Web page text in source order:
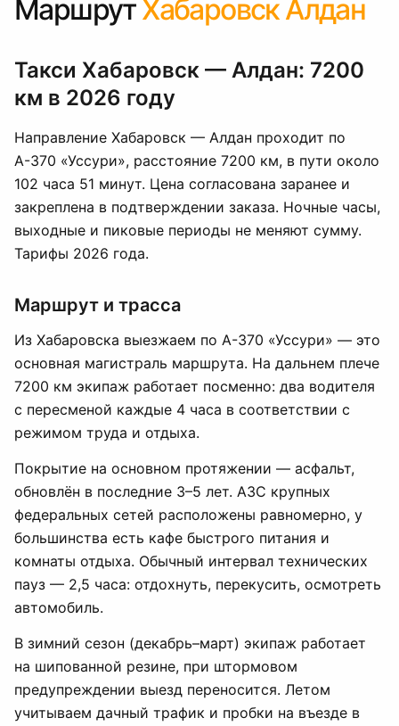
МаршрутХабаровск Алдан
Такси Хабаровск — Алдан: 7200
км в 2026 году
Направление Хабаровск — Алдан проходит по
А-370 «Уссури», расстояние 7200 км, в пути около
102 часа 51 минут. Цена согласована заранее и
закреплена в подтверждении заказа. Ночные часы,
выходные и пиковые периоды не меняют сумму.
Тарифы 2026 года.
Маршрут и трасса
Из Хабаровска выезжаем по А-370 «Уссури» — это
основная магистраль маршрута. На дальнем плече
7200 км экипаж работает посменно: два водителя
с пересменой каждые 4 часа в соответствии с
режимом труда и отдыха.
Покрытие на основном протяжении — асфальт,
обновлён в последние 3–5 лет. АЗС крупных
федеральных сетей расположены равномерно, у
большинства есть кафе быстрого питания и
комнаты отдыха. Обычный интервал технических
пауз — 2,5 часа: отдохнуть, перекусить, осмотреть
автомобиль.
В зимний сезон (декабрь–март) экипаж работает
на шипованной резине, при штормовом
предупреждении выезд переносится. Летом
учитываем дачный трафик и пробки на въезде в